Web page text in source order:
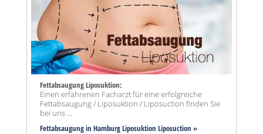
Fettabsaugung Liposuktion:
Einen erfahrenen Facharzt für eine erfolgreiche
Fettabsaugung / Liposuktion / Liposuction finden Sie
bei uns ...
Fettabsaugung in Hamburg Liposuktion Liposuction »